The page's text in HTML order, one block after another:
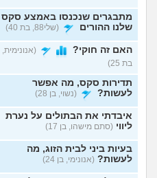
מתבגרים שנכנסו באמצע סקס
שלנו ההורים
(שלי88, בת 40)
האם זה חוקי?
(אנונימית,
בת 25)
תדירות סקס, מה אפשר
לעשות?
(נשוי, בן 28)
איבדתי את הבתולים על נערת
ליווי (סתם מישהו, בן 17)
בעיות ביני לבית הזוג, מה
לעשות? (אנונימי, בן 24)